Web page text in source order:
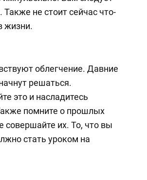
не стоит сейчас что-
жизни.
облегчение. Давние
решаться.
это и насладитесь
помните о прошлых
совершайте их. То, что вы
стать уроком на